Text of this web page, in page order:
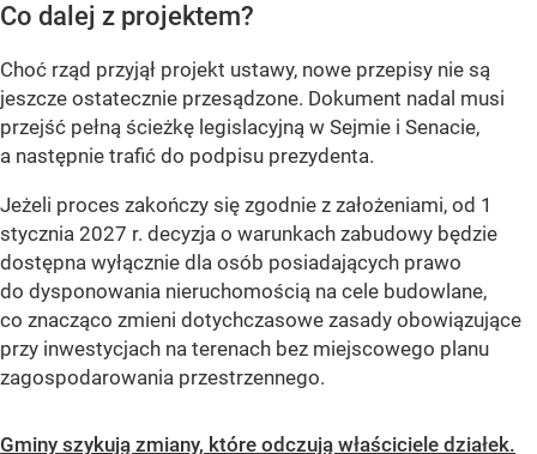
Co dalej z projektem?
Choć rząd przyjął projekt ustawy, nowe przepisy nie są
jeszcze ostatecznie przesądzone. Dokument nadal musi
przejść pełną ścieżkę legislacyjną w Sejmie i Senacie,
a następnie trafić do podpisu prezydenta.
Jeżeli proces zakończy się zgodnie z założeniami, od 1
stycznia 2027 r. decyzja o warunkach zabudowy będzie
dostępna wyłącznie dla osób posiadających prawo
do dysponowania nieruchomością na cele budowlane,
co znacząco zmieni dotychczasowe zasady obowiązujące
przy inwestycjach na terenach bez miejscowego planu
zagospodarowania przestrzennego.
Gminy szykują zmiany, które odczują właściciele działek.